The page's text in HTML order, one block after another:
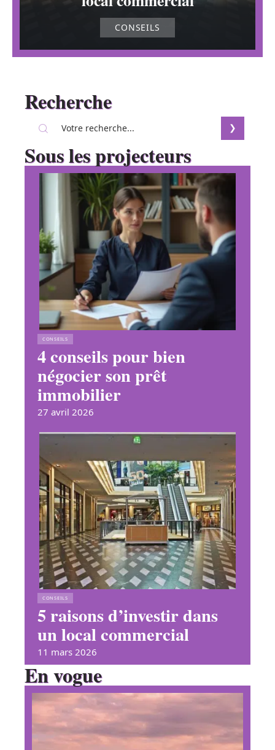
CONSEILS
Recherche
Sous les projecteurs
CONSEILS
4 conseils pour bien
négocier son prêt
immobilier
27 avril 2026
CONSEILS
5 raisons d’investir dans
un local commercial
11 mars 2026
En vogue